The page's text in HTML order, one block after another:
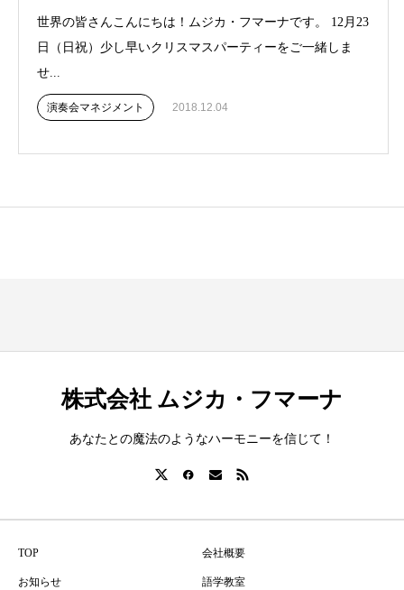
世界の皆さんこんにちは！ムジカ・フマーナです。 12月23
日（日祝）少し早いクリスマスパーティーをご一緒しま
せ...
演奏会マネジメント 2018.12.04
株式会社 ムジカ・フマーナ
あなたとの魔法のようなハーモニーを信じて！
TOP 会社概要
お知らせ 語学教室